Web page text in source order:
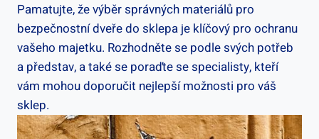
Pamatujte, že výběr správných materiálů pro
bezpečnostní dveře do sklepa je klíčový pro ochranu
vašeho majetku. Rozhodněte se podle svých potřeb
a představ, a také se poraďte se specialisty, kteří
vám mohou doporučit nejlepší možnosti pro váš
sklep.